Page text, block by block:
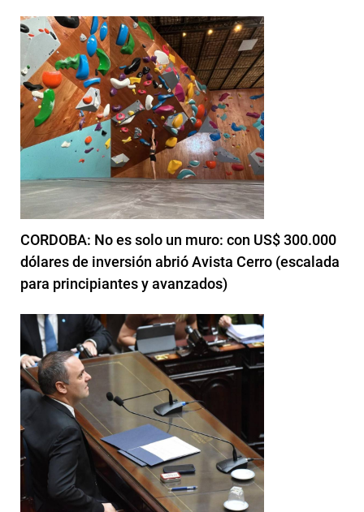
CORDOBA: No es solo un muro: con US$ 300.000
dólares de inversión abrió Avista Cerro (escalada
para principiantes y avanzados)